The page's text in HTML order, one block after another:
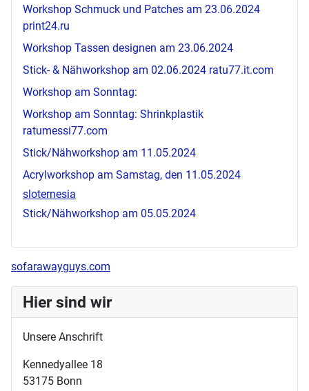
Workshop Schmuck und Patches am 23.06.2024
print24.ru
Workshop Tassen designen am 23.06.2024
Stick- & Nähworkshop am 02.06.2024 ratu77.it.com
Workshop am Sonntag:
Workshop am Sonntag: Shrinkplastik
ratumessi77.com
Stick/Nähworkshop am 11.05.2024
Acrylworkshop am Samstag, den 11.05.2024
sloternesia
Stick/Nähworkshop am 05.05.2024
sofarawayguys.com
Hier sind wir
Unsere Anschrift
Kennedyallee 18
53175 Bonn